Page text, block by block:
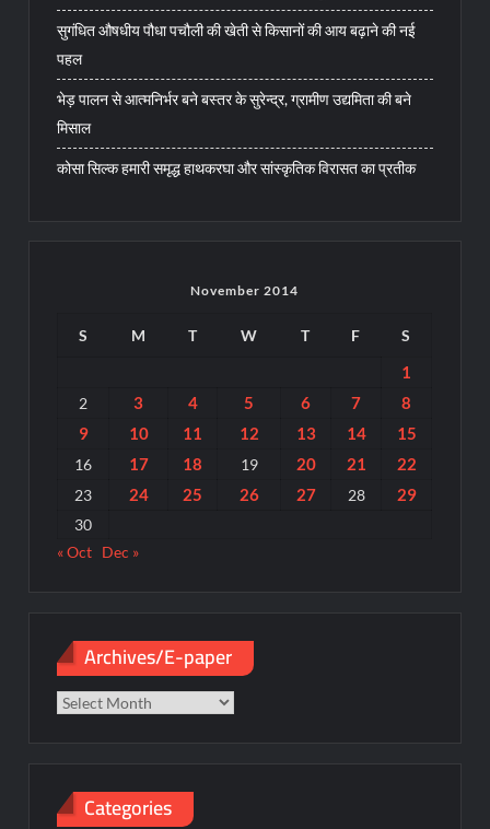
सुगंधित औषधीय पौधा पचौली की खेती से किसानों की आय बढ़ाने की नई
पहल
भेड़ पालन से आत्मनिर्भर बने बस्तर के सुरेन्द्र, ग्रामीण उद्यमिता की बने
मिसाल
कोसा सिल्क हमारी समृद्ध हाथकरघा और सांस्कृतिक विरासत का प्रतीक
November 2014
S M T W T F S
1
2 3 4 5 6 7
8
9
10 11 12 13 14 15
16 17 18 19 20 21 22
23 24 25 26 27 28 29
30
« Oct Dec »
Archives/E-paper
Categories